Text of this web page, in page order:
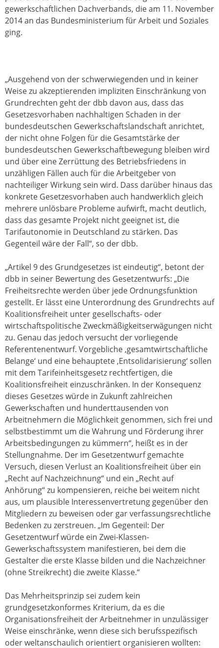
gewerkschaftlichen Dachverbands, die am 11. November
2014 an das Bundesministerium für Arbeit und Soziales
ging.
„Ausgehend von der schwerwiegenden und in keiner
Weise zu akzeptierenden impliziten Einschränkung von
Grundrechten geht der dbb davon aus, dass das
Gesetzesvorhaben nachhaltigen Schaden in der
bundesdeutschen Gewerkschaftslandschaft anrichtet,
der nicht ohne Folgen für die Gesamtstärke der
bundesdeutschen Gewerkschaftbewegung bleiben wird
und über eine Zerrüttung des Betriebsfriedens in
unzähligen Fällen auch für die Arbeitgeber von
nachteiliger Wirkung sein wird. Dass darüber hinaus das
konkrete Gesetzesvorhaben auch handwerklich gleich
mehrere unlösbare Probleme aufwirft, macht deutlich,
dass das gesamte Projekt nicht geeignet ist, die
Tarifautonomie in Deutschland zu stärken. Das
Gegenteil wäre der Fall“, so der dbb.
„Artikel 9 des Grundgesetzes ist eindeutig“, betont der
dbb in seiner Bewertung des Gesetzentwurfs: „Die
Freiheitsrechte werden über jede Ordnungsfunktion
gestellt. Er lässt eine Unterordnung des Grundrechts auf
Koalitionsfreiheit unter gesellschafts- oder
wirtschaftspolitische Zweckmäßigkeitserwägungen nicht
zu. Genau das jedoch versucht der vorliegende
Referentenentwurf. Vorgebliche ‚gesamtwirtschaftliche
Belange‘ und eine behauptete ‚Entsolidarisierung‘ sollen
mit dem Tarifeinheitsgesetz rechtfertigen, die
Koalitionsfreiheit einzuschränken. In der Konsequenz
dieses Gesetzes würde in Zukunft zahlreichen
Gewerkschaften und hunderttausenden von
Arbeitnehmern die Möglichkeit genommen, sich frei und
selbstbestimmt um die Wahrung und Förderung ihrer
Arbeitsbedingungen zu kümmern“, heißt es in der
Stellungnahme. Der im Gesetzentwurf gemachte
Versuch, diesen Verlust an Koalitionsfreiheit über ein
„Recht auf Nachzeichnung“ und ein „Recht auf
Anhörung“ zu kompensieren, reiche bei weitem nicht
aus, um plausible Interessenvertretung gegenüber den
Mitgliedern zu beweisen oder gar verfassungsrechtliche
Bedenken zu zerstreuen. „Im Gegenteil: Der
Gesetzentwurf würde ein Zwei-Klassen-
Gewerkschaftssystem manifestieren, bei dem die
Gestalter die erste Klasse bilden und die Nachzeichner
(ohne Streikrecht) die zweite Klasse.“
Das Mehrheitsprinzip sei zudem kein
grundgesetzkonformes Kriterium, da es die
Organisationsfreiheit der Arbeitnehmer in unzulässiger
Weise einschränke, wenn diese sich berufsspezifisch
oder weltanschaulich orientiert organisieren wollten: